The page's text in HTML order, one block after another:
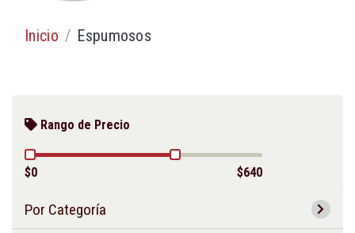
Inicio Espumosos
Rango de Precio
$0 $640
Por Categoría